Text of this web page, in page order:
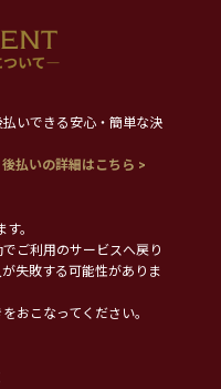
いできる安心・簡単な決
後払いの詳細はこちら >
。
ご利用のサービスへ戻り
失敗する可能性がありま
おこなってください。